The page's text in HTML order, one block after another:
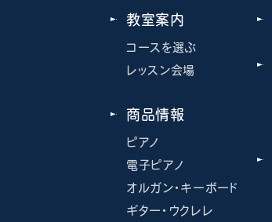
教室案内
コースを選ぶ
レッスン会場
商品情報
ピアノ
電子ピアノ
オルガン・キーボード
ギター・ウクレレ